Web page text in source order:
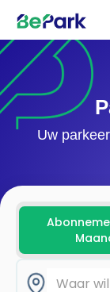
Uw